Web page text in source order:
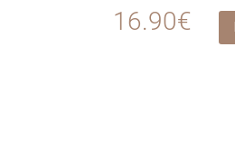
16.90€